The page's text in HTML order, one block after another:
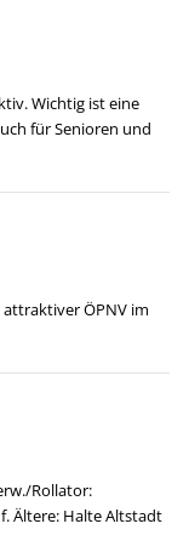
Wichtig ist eine
für Senioren und
ÖPNV im
Rollator:
Ältere: Halte Altstadt